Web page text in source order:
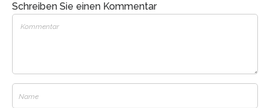
Schreiben Sie einen Kommentar